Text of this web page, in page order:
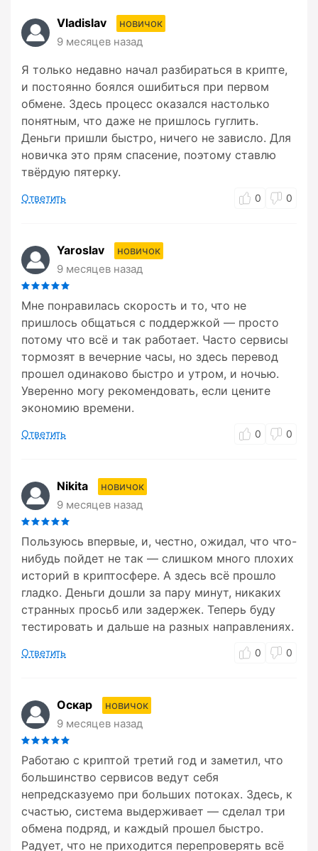
Vladislav
новичок
9 месяцев назад
Я только недавно начал разбираться в крипте,
и постоянно боялся ошибиться при первом
обмене. Здесь процесс оказался настолько
понятным, что даже не пришлось гуглить.
Деньги пришли быстро, ничего не зависло. Для
новичка это прям спасение, поэтому ставлю
твёрдую пятерку.
Ответить 0 0
Yaroslav
новичок
9 месяцев назад
Мне понравилась скорость и то, что не
пришлось общаться с поддержкой — просто
потому что всё и так работает. Часто сервисы
тормозят в вечерние часы, но здесь перевод
прошел одинаково быстро и утром, и ночью.
Уверенно могу рекомендовать, если цените
экономию времени.
Ответить 0 0
Nikita
новичок
9 месяцев назад
Пользуюсь впервые, и, честно, ожидал, что что-
нибудь пойдет не так — слишком много плохих
историй в криптосфере. А здесь всё прошло
гладко. Деньги дошли за пару минут, никаких
странных просьб или задержек. Теперь буду
тестировать и дальше на разных направлениях.
Ответить 0 0
Оскар
новичок
9 месяцев назад
Работаю с криптой третий год и заметил, что
большинство сервисов ведут себя
непредсказуемо при больших потоках. Здесь, к
счастью, система выдерживает — сделал три
обмена подряд, и каждый прошел быстро.
Радует, что не приходится перепроверять всё